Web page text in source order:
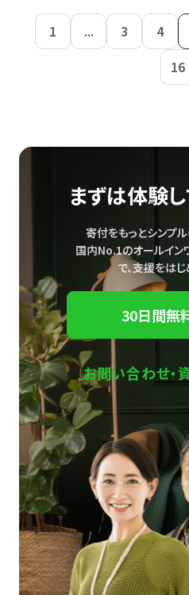
1 ... 3 4
16
まずは体験し
寄付をもっとシンプル
国内No.1のオールイン
で、支援をはじ
30日間無
お問い合わせ・